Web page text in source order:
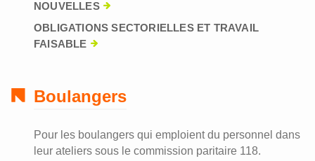
NOUVELLES
OBLIGATIONS SECTORIELLES ET TRAVAIL
FAISABLE
Boulangers
Pour les boulangers qui emploient du personnel dans
leur ateliers sous le commission paritaire 118.